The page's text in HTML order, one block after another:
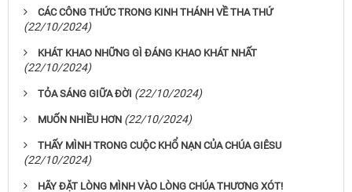
CÁC CÔNG THỨC TRONG KINH THÁNH VỀ THA THỨ
(22/10/2024)
KHÁT KHAO NHỮNG GÌ ĐÁNG KHAO KHÁT NHẤT
(22/10/2024)
TỎA SÁNG GIỮA ĐỜI (22/10/2024)
MUỐN NHIỀU HƠN (22/10/2024)
THẤY MÌNH TRONG CUỘC KHỔ NẠN CỦA CHÚA GIÊSU
(22/10/2024)
HÃY ĐẶT LÒNG MÌNH VÀO LÒNG CHÚA THƯƠNG XÓT!